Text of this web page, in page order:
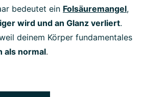
bedeutet ein Folsäuremangel,
wird und an Glanz verliert.
deinem Körper fundamentales
als normal.